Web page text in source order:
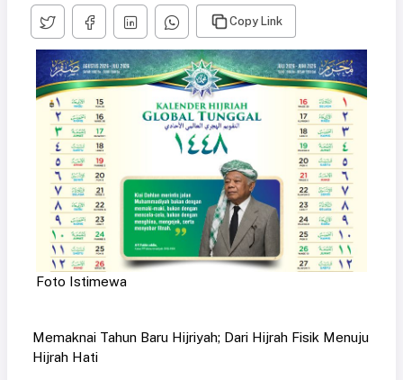
Copy Link
Foto Istimewa
Memaknai Tahun Baru Hijriyah; Dari Hijrah Fisik Menuju
Hijrah Hati